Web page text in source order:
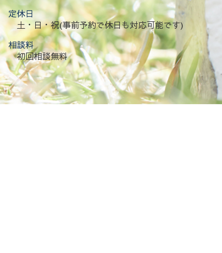
定休日
土・日・祝(事前予約で休日も対応可能です)
相談料
初回相談無料